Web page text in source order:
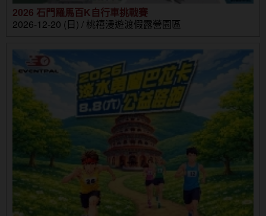
2026 石門羅馬百K自行車挑戰賽
2026-12-20 (日) / 桃禧漫遊渡假露營園區